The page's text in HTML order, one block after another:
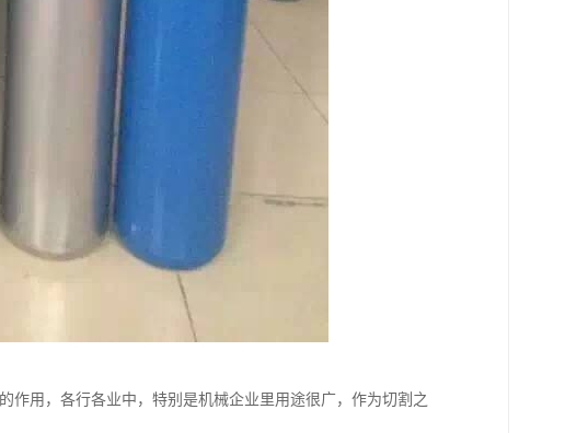
作用，各行各业中，特别是机械企业里用途很广，作为切割之